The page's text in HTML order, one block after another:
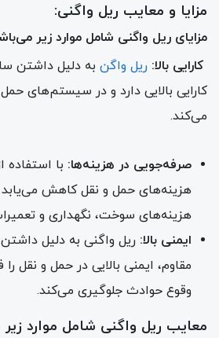
مزایا و معایب ریل واگنی:
مزایای ریل واگنی شامل موارد زیر
کارایی بالا: ریل واگن به دلیل داشتن
کارایی بالایی دارد و در سیستم‌های
می‌کند.
صرفه‌جویی در هزینه‌ها: با استفاده
هزینه‌های حمل و نقل کاهش می‌یابد
هزینه‌های سوخت، نگهداری و
ایمنی بالا: ریل واگنی به دلیل
مقاوم، ایمنی بالایی در حمل و نقل
وقوع حوادث جلوگیری می‌کند.
معایب ریل واگنی شامل موارد